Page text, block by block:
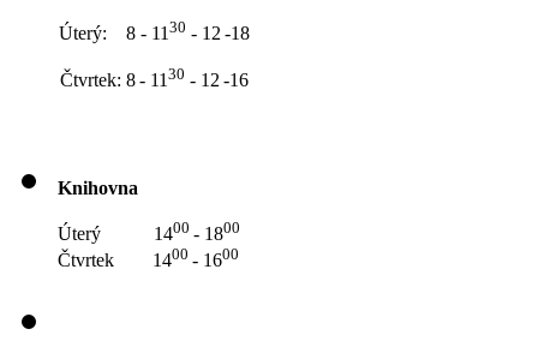
Úterý: 8 - 1130 - 12-18
Čtvrtek: 8- 11 30 - 12 -16
Knihovna
Úterý 1400 - 1800
Čtvrtek 1400 - 1600